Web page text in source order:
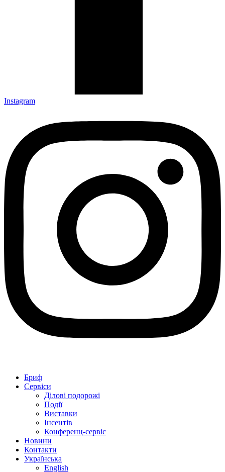
Instagram
Бриф
Сервіси
Ділові подорожі
Події
Виставки
Інсентів
Конференц-сервіс
Новини
Контакти
Українська
English